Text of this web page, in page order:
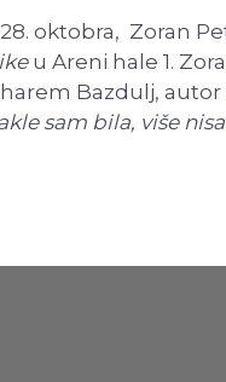
oktobra, Zoran
u Areni hale 1.
Bazdulj,
sam bila, više